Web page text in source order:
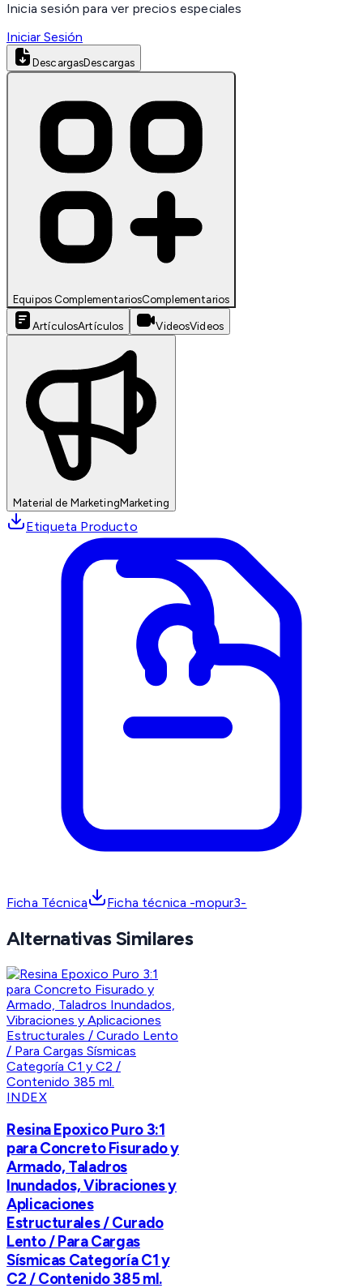
Inicia sesión para ver precios especiales
Iniciar Sesión
DescargasDescargas
Equipos ComplementariosComplementarios
ArtículosArtículos VideosVideos
Material de MarketingMarketing
Etiqueta Producto
Ficha Técnica Ficha técnica -mopur3-
Alternativas Similares
INDEX
Resina Epoxico Puro 3:1
para Concreto Fisurado y
Armado, Taladros
Inundados, Vibraciones y
Aplicaciones
Estructurales / Curado
Lento / Para Cargas
Sísmicas Categoría C1 y
C2 / Contenido 385 ml.